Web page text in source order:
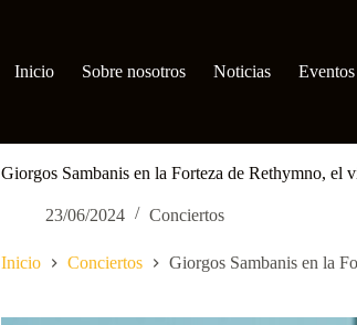
Inicio
Sobre nosotros Noticias Eventos
Giorgos Sambanis en la Forteza de Rethymno, el
23/06/2024 Conciertos
Inicio Conciertos Giorgos Sambanis en la